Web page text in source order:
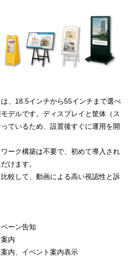
、18.5インチから55インチまで選べ
デルです。ディスプレイと筐体（ス
ているため、設置後すぐに運用を開
ーク構築は不要で、初めて導入され
けます。
較して、動画による高い視認性と訴
ーン告知
内
内、イベント案内表示